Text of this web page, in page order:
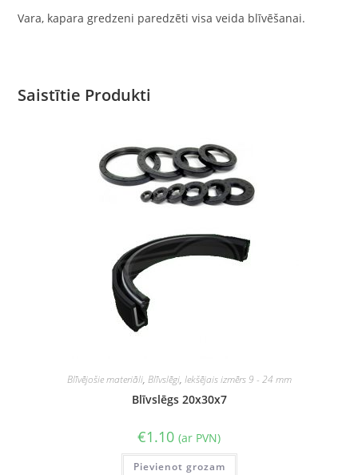
Vara, kapara gredzeni paredzēti visa veida blīvēšanai.
Saistītie Produkti
Blīvējošie materiāli, Blīvslēgi, Iekšējais izmērs 9 - 24 mm
Blīvslēgs 20x30x7
€1.10 (ar PVN)
Pievienot grozam